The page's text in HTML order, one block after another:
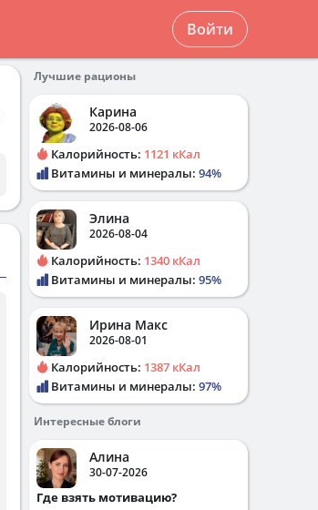
Войти
Лучшие рационы
Карина
2026-08-06
Калорийность: 1121 кКал
Витамины и минералы: 94%
Элина
2026-08-04
Калорийность: 1340 кКал
Витамины и минералы: 95%
Ирина Макс
2026-08-01
Калорийность: 1387 кКал
Витамины и минералы: 97%
Интересные блоги
Алина
30-07-2026
Где взять мотивацию?